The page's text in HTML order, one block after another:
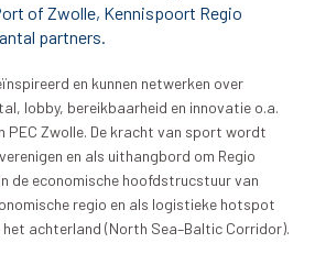
of Zwolle, Kennispoort Regio
partners.
en kunnen netwerken over
lobby, bereikbaarheid en innovatie o.a.
PEC Zwolle. De kracht van sport wordt
en als uithangbord om Regio
de economische hoofdstrucstuur van
regio en als logistieke hotspot
het achterland (North Sea–Baltic Corridor).